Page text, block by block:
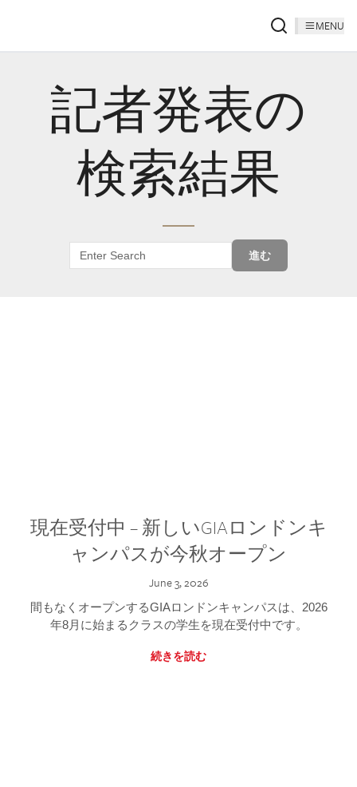
MENU
記者発表の
検索結果
進む
現在受付中 – 新しいGIAロンドンキ
ャンパスが今秋オープン
June 3, 2026
間もなくオープンするGIAロンドンキャンパスは、2026
年8月に始まるクラスの学生を現在受付中です。
続きを読む